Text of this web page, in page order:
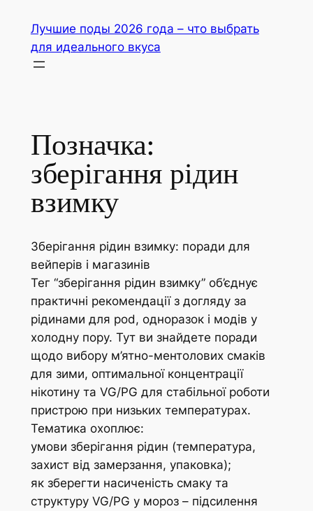
вмісту
Лучшие поды 2026 года – что выбрать
для идеального вкуса
Позначка:
зберігання рідин
взимку
Зберігання рідин взимку: поради для
вейперів і магазинів
Тег “зберігання рідин взимку” об’єднує
практичні рекомендації з догляду за
рідинами для pod, одноразок і модів у
холодну пору. Тут ви знайдете поради
щодо вибору м’ятно-ментолових смаків
для зими, оптимальної концентрації
нікотину та VG/PG для стабільної роботи
пристрою при низьких температурах.
Тематика охоплює:
умови зберігання рідин (температура,
захист від замерзання, упаковка);
як зберегти насиченість смаку та
структуру VG/PG у мороз – підсилення